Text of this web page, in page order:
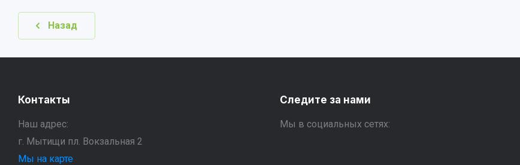
Назад
Контакты
Наш адрес:
г. Мытищи пл. Вокзальная 2
Мы на карте
Следите за нами
Мы в социальных сетях: